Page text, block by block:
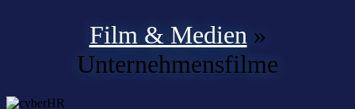
Film & Medien »
Unternehmensfilme